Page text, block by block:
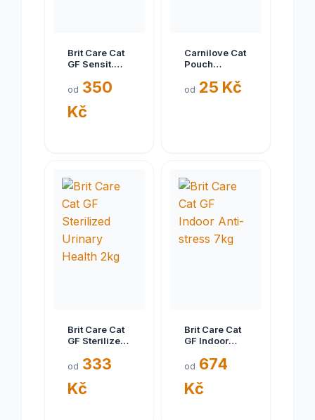
Brit Care Cat
GF Sensit.
od 350
Kč
Carnilove Cat
Pouch
Raspberry
od 25 Kč
Brit Care Cat
GF Sterilized
Health 2kg
od 333
Kč
Brit Care Cat
GF Indoor
7kg
od 674
Kč